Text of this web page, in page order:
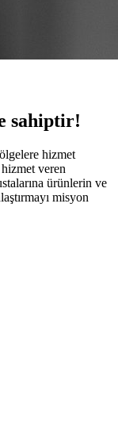
sahiptir!
hizmet
veren
ürünlerin ve
misyon